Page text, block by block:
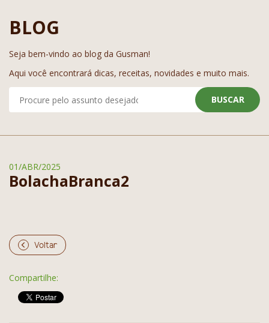
BLOG
Seja bem-vindo ao blog da Gusman!
Aqui você encontrará dicas, receitas, novidades e muito mais.
BUSCAR
01/ABR/2025
BolachaBranca2
Voltar
Compartilhe: